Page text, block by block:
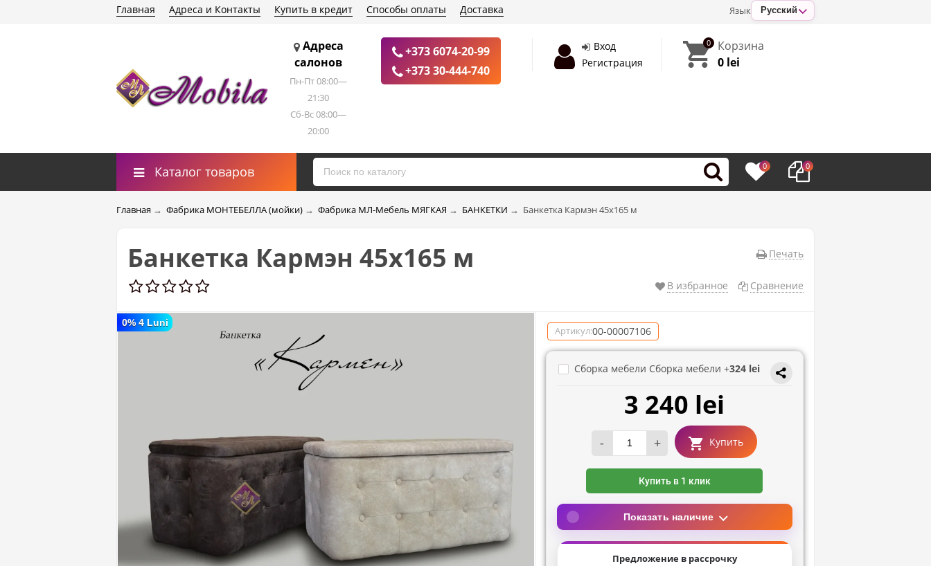
Язык Русский
Главная Адреса и Контакты Купить в кредит Способы оплаты Доставка
Адреса
салонов
Пн-Пт 08:00—
21:30
Сб-Вс 08:00—
20:00
+373 6074-20-99
+373 30-444-740
Вход
Регистрация
0
Корзина
0 lei
Каталог товаров 0 0
Главная → Фабрика МОНТЕБЕЛЛА (мойки) → Фабрика МЛ-Мебель МЯГКАЯ → БАНКЕТКИ → Банкетка Кармэн 45х165 м
Печать
Банкетка Кармэн 45х165 м
В избранное Сравнение
0% 4 Luni
Артикул:00-00007106
Сборка мебели Сборка мебели +324 lei
3 240 lei
- + Купить
Купить в 1 клик
Показать наличие
Предложение в рассрочку